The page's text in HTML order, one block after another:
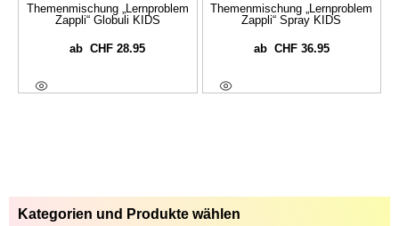
Themenmischung „Lernproblem
Zappli“ Globuli KIDS
abCHF 28.95
Themenmischung „Lernproblem
Zappli“ Spray KIDS
ab CHF36.95
Kategorien und Produkte wählen